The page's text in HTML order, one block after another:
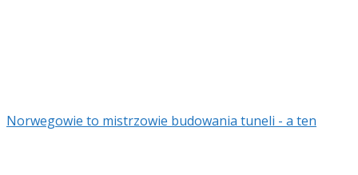
Norwegowie to mistrzowie budowania tuneli - a ten